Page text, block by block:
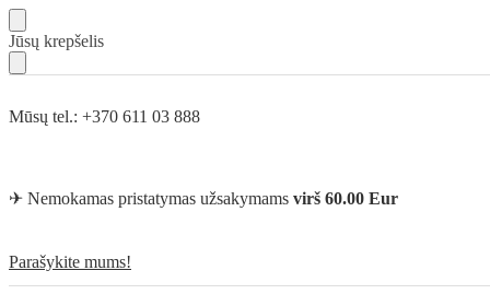
Skip
to
navigation
Skip
to
content
Jūsų krepšelis
Mūsų tel.: +370 611 03 888
✈ Nemokamas pristatymas užsakymams virš 60.00 Eur
Parašykite mums!